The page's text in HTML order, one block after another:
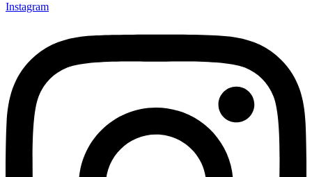
Instagram